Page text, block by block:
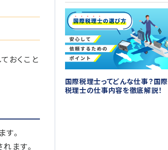
国際税理士ってどんな仕事？国際
税理士の仕事内容を徹底解説！
おくこと
。
ます。